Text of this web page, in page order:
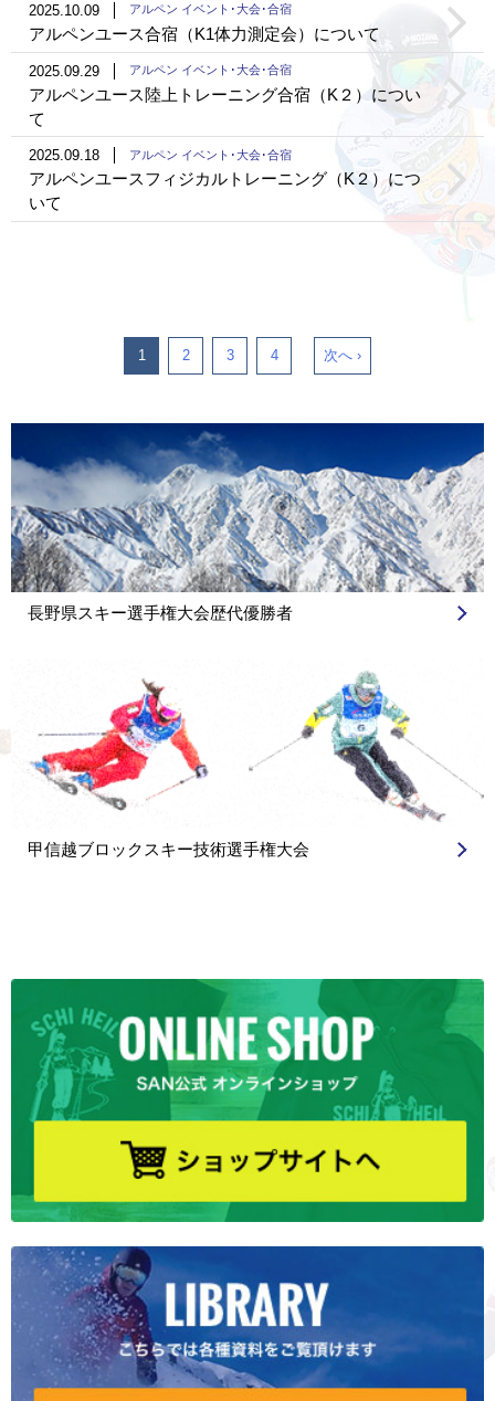
2025.10.09 アルペン イベント･大会･合宿
アルペンユース合宿（K1体力測定会）について
2025.09.29 アルペン イベント･大会･合宿
アルペンユース陸上トレーニング合宿（K２）につい
て
2025.09.18 アルペン イベント･大会･合宿
アルペンユースフィジカルトレーニング（K２）につ
いて
1 2 3 4 次へ ›
長野県スキー選手権大会歴代優勝者
甲信越ブロックスキー技術選手権大会